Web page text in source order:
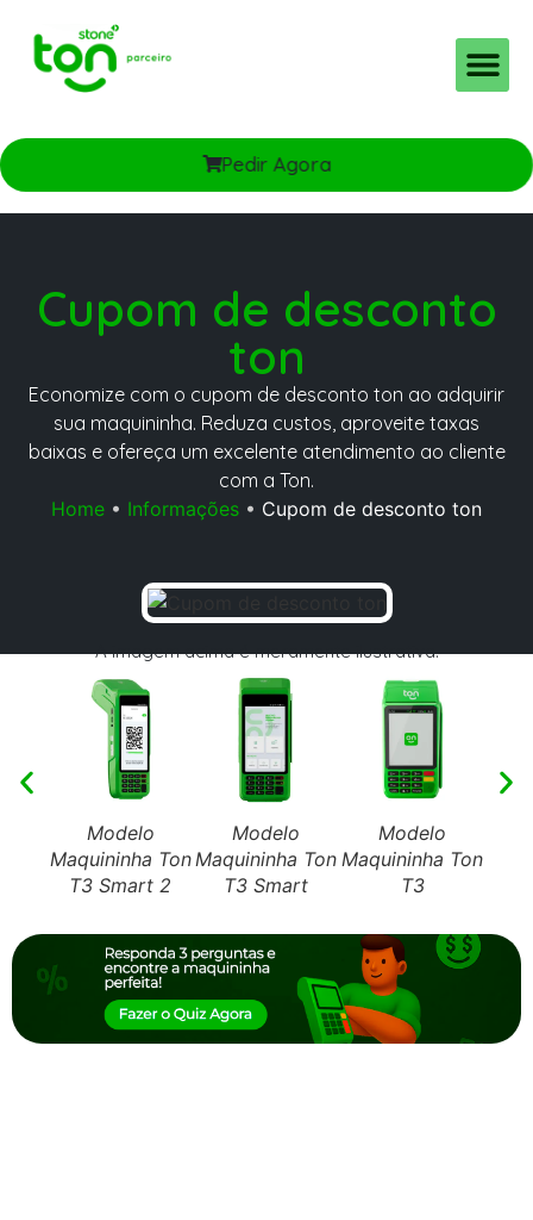
Pedir Agora
Cupom de desconto
ton
Economize com o cupom de desconto ton ao adquirir
sua maquininha. Reduza custos, aproveite taxas
baixas e ofereça um excelente atendimento ao cliente
com a Ton.
Home • Informações • Cupom de desconto ton
A imagem acima é meramente ilustrativa.
Modelo
Maquininha Ton
T3 Smart 2
Modelo
Maquininha Ton
T3 Smart
Modelo
Maquininha Ton
T3